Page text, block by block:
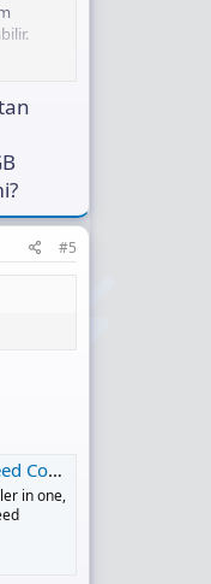
#5
in one,